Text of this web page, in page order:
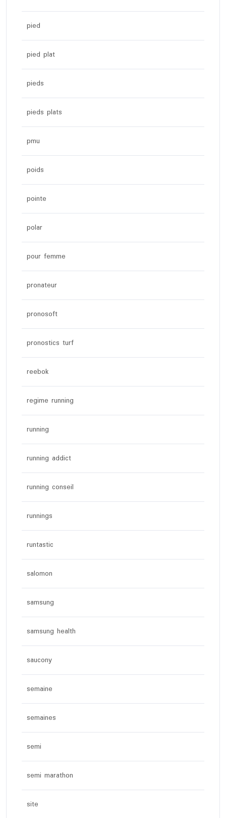
pied
pied plat
pieds
pieds plats
pmu
poids
pointe
polar
pour femme
pronateur
pronosoft
pronostics turf
reebok
regime running
running
running addict
running conseil
runnings
runtastic
salomon
samsung
samsung health
saucony
semaine
semaines
semi
semi marathon
site